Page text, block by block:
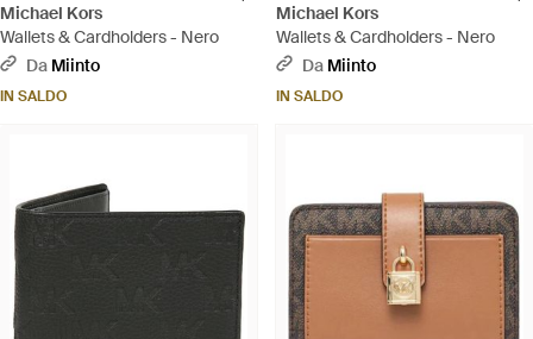
Michael Kors
Wallets & Cardholders - Nero
Da Miinto
IN SALDO
Michael Kors
Wallets & Cardholders - Nero
Da Miinto
IN SALDO